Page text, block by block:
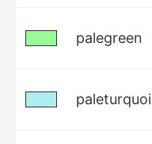
palegreen